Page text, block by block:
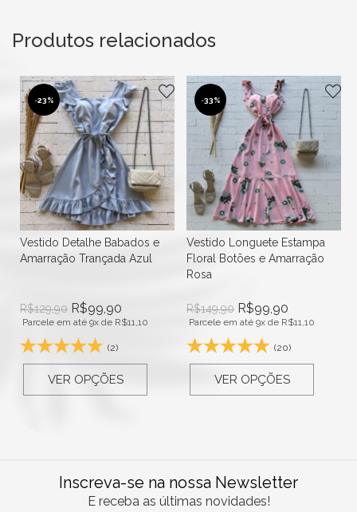
Produtos relacionados
-23%
Vestido Detalhe Babados e
Amarração Trançada Azul
R$129,90 R$99,90
Parcele em até 9x de R$11,10
(2)
VER OPÇÕES
-33%
Vestido Longuete Estampa
Floral Botões e Amarração
Rosa
R$149,90 R$99,90
Parcele em até 9x de R$11,10
(20)
VER OPÇÕES
Inscreva-se na nossa Newsletter
E receba as últimas novidades!